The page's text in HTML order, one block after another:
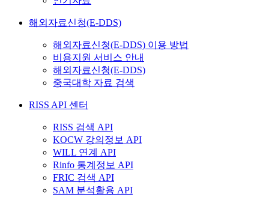
해외자료신청(E-DDS)
해외자료신청(E-DDS) 이용 방법
비용지원 서비스 안내
해외자료신청(E-DDS)
중국대학 자료 검색
RISS API 센터
RISS 검색 API
KOCW 강의정보 API
WILL 연계 API
Rinfo 통계정보 API
FRIC 검색 API
SAM 분석활용 API